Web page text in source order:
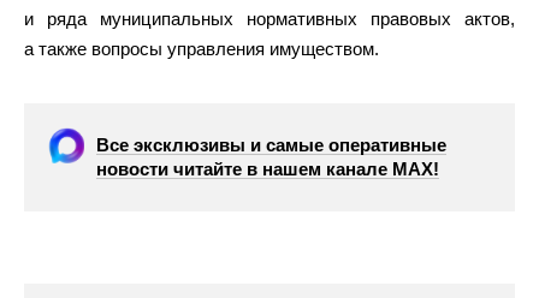
и ряда муниципальных нормативных правовых актов,
а также вопросы управления имуществом.
Все эксклюзивы и самые оперативные
новости читайте в нашем канале МАХ!